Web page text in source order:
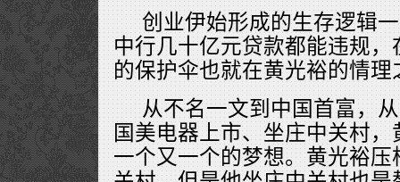
创业伊始形成的生存逻辑
中行几十亿元贷款都能违规
的保护伞也就在黄光裕的情理
从不名一文到中国首富，
国美电器上市、坐庄中关村
一个又一个的梦想。黄光裕